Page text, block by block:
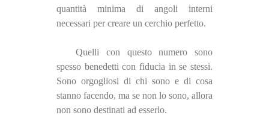
quantità minima di angoli interni
necessari per creare un cerchio perfetto.
Quelli con questo numero sono
spesso benedetti con fiducia in se stessi.
Sono orgogliosi di chi sono e di cosa
stanno facendo, ma se non lo sono, allora
non sono destinati ad esserlo.